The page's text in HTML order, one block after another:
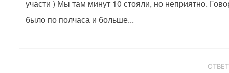
участи ) Мы там минут 10 стояли, но неприятно.
было по полчаса и больше...